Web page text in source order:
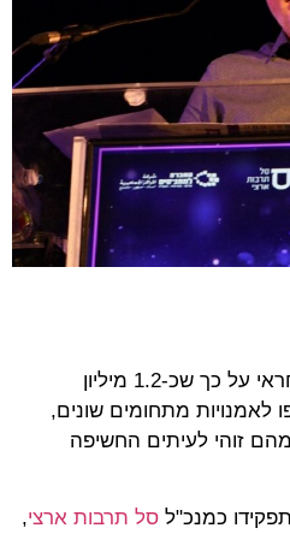
רן שפירא, תושב מודיעין, אחראי על כך שכ-1.2 מיליון
לאמנויות מתחומים שונים,
זוהי לעיתים החשיפה
כמנכ"ל סל תרבות ארצי,